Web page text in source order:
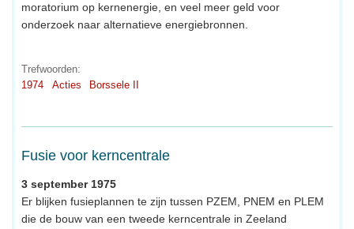
moratorium op kernenergie, en veel meer geld voor
onderzoek naar alternatieve energiebronnen.
Trefwoorden:
1974
Acties Borssele II
Fusie voor kerncentrale
3 september 1975
Er blijken fusieplannen te zijn tussen PZEM, PNEM en PLEM
die de bouw van een tweede kerncentrale in Zeeland